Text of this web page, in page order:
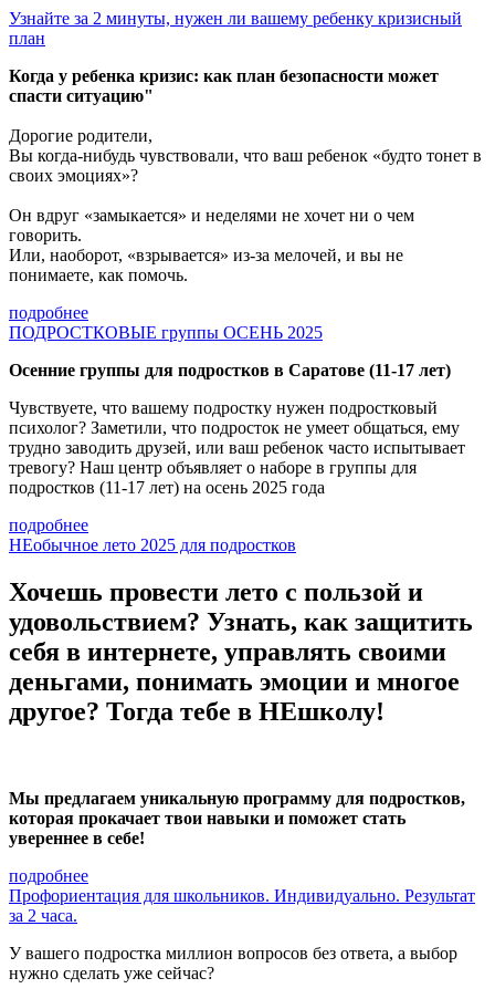
Узнайте за 2 минуты, нужен ли вашему ребенку кризисный
план
Когда у ребенка кризис: как план безопасности может
спасти ситуацию"
Дорогие родители,
Вы когда-нибудь чувствовали, что ваш ребенок «будто тонет в
своих эмоциях»?
Он вдруг «замыкается» и неделями не хочет ни о чем
говорить.
Или, наоборот, «взрывается» из-за мелочей, и вы не
понимаете, как помочь.
подробнее
ПОДРОСТКОВЫЕ группы ОСЕНЬ 2025
Осенние группы для подростков в Саратове (11-17 лет)
Чувствуете, что вашему подростку нужен подростковый
психолог? Заметили, что подросток не умеет общаться, ему
трудно заводить друзей, или ваш ребенок часто испытывает
тревогу? Наш центр объявляет о наборе в группы для
подростков (11-17 лет) на осень 2025 года
подробнее
НЕобычное лето 2025 для подростков
Хочешь провести лето с пользой и
удовольствием? Узнать, как защитить
себя в интернете, управлять своими
деньгами, понимать эмоции и многое
другое? Тогда тебе в НЕшколу!
Мы предлагаем уникальную программу для подростков,
которая прокачает твои навыки и поможет стать
увереннее в себе!
подробнее
Профориентация для школьников. Индивидуально. Результат
за 2 часа.
У вашего подростка миллион вопросов без ответа, а выбор
нужно сделать уже сейчас?